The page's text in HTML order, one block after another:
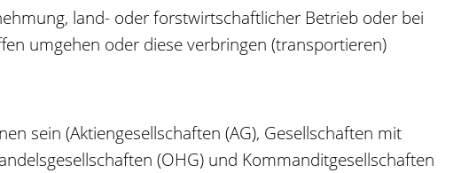
land- oder forstwirtschaftlicher Betrieb oder bei
umgehen oder diese verbringen (transportieren)
sein (Aktiengesellschaften (AG), Gesellschaften mit
(OHG) und Kommanditgesellschaften